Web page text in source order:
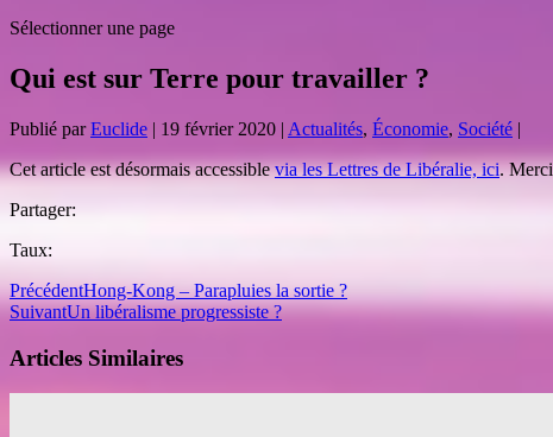
Sélectionner une page
Qui est sur Terre pour travailler ?
Publié parEuclide | 19 février 2020 | Actualités, Économie, Société |
Cet article est désormais accessiblevia les Lettres de Libéralie, ici.
Partager:
Taux:
PrécédentHong-Kong – Parapluies la sortie ?
SuivantUn libéralisme progressiste ?
Articles Similaires